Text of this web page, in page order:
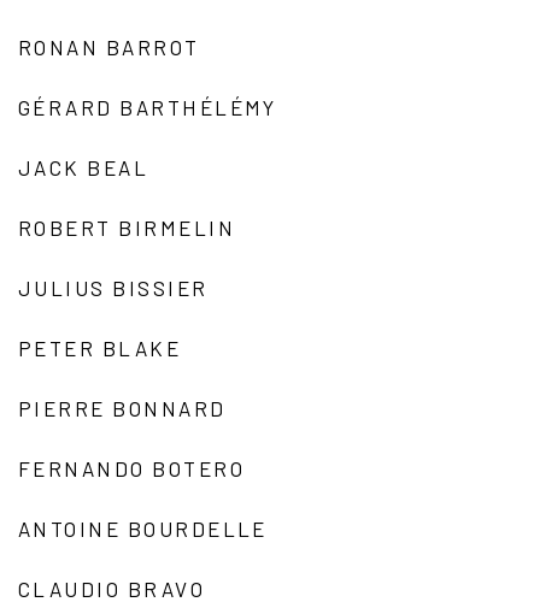
RONAN BARROT
GÉRARD BARTHÉLÉMY
JACK BEAL
ROBERT BIRMELIN
JULIUS BISSIER
PETER BLAKE
PIERRE BONNARD
FERNANDO BOTERO
ANTOINE BOURDELLE
CLAUDIO BRAVO